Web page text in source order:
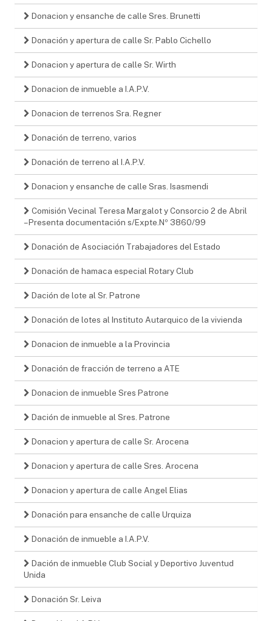
Donacion y ensanche de calle Sres. Brunetti
Donación y apertura de calle Sr. Pablo Cichello
Donacion y apertura de calle Sr. Wirth
Donacion de inmueble a I.A.P.V.
Donacion de terrenos Sra. Regner
Donación de terreno, varios
Donación de terreno al I.A.P.V.
Donacion y ensanche de calle Sras. Isasmendi
Comisión Vecinal Teresa Margalot y Consorcio 2 de Abril
– Presenta documentación s/Expte.Nº 3860/99
Donación de Asociación Trabajadores del Estado
Donación de hamaca especial Rotary Club
Dación de lote al Sr. Patrone
Donación de lotes al Instituto Autarquico de la vivienda
Donacion de inmueble a la Provincia
Donación de fracción de terreno a ATE
Donacion de inmueble Sres Patrone
Dación de inmueble al Sres. Patrone
Donacion y apertura de calle Sr. Arocena
Donacion y apertura de calle Sres. Arocena
Donacion y apertura de calle Angel Elias
Donación para ensanche de calle Urquiza
Donación de inmueble a I.A.P.V.
Dación de inmueble Club Social y Deportivo Juventud
Unida
Donación Sr. Leiva